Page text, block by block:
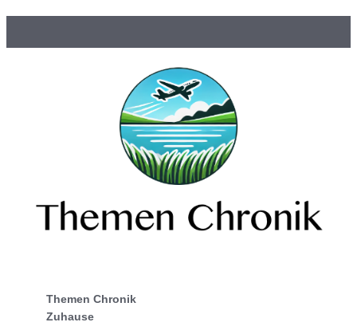
Themen Chronik
Zuhause